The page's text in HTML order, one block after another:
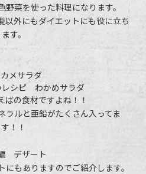
菜を使った料理になります。
以外にもダイエットにも役に立ち
ます。
メサラダ
ばの食材ですよね！！
ラルと亜鉛がたくさん入ってま
す！！
デザート
もありますのでご紹介します。